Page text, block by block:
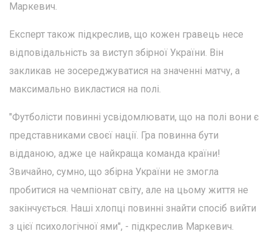
Маркевич.
Експерт також підкреслив, що кожен гравець несе
відповідальність за виступ збірної України. Він
закликав не зосереджуватися на значенні матчу, а
максимально викластися на полі.
"Футболісти повинні усвідомлювати, що на полі вони є
представниками своєї нації. Гра повинна бути
відданою, адже це найкраща команда країни!
Звичайно, сумно, що збірна України не змогла
пробитися на чемпіонат світу, але на цьому життя не
закінчується. Наші хлопці повинні знайти спосіб вийти
з цієї психологічної ями", - підкреслив Маркевич.